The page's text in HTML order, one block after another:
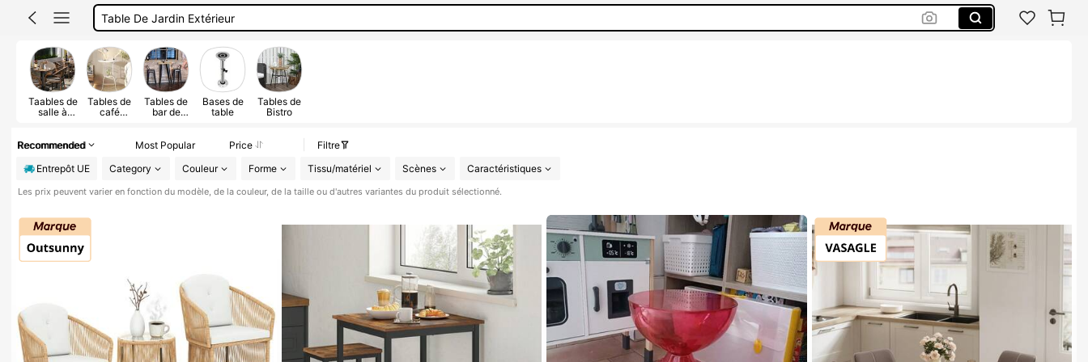
Table Basse
Table
Taables de
salle à
Tables de
café
Tables de
bar de
Bases de
table
Tables de
Bistro
Recommended Most Popular Price
Filtre
Entrepôt UE
Category Couleur Forme Tissu/matériel Scènes Caractéristiques
Les prix peuvent varier en fonction du modèle, de la couleur, de la taille ou d'autres variantes du produit sélectionné.